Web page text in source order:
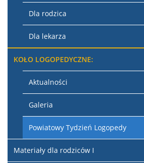
Dla rodzica
Dla lekarza
KOŁO LOGOPEDYCZNE:
Aktualności
Galeria
Powiatowy Tydzień Logopedy
Materiały dla rodziców I